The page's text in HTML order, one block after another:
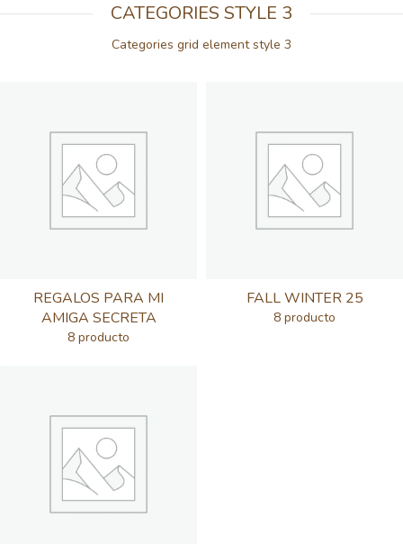
CATEGORIES STYLE 3
Categories grid element style 3
REGALOS PARA MI
AMIGA SECRETA
8 producto
FALL WINTER 25
8 producto